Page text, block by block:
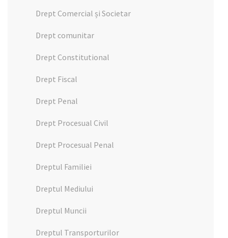
Drept Comercial și Societar
Drept comunitar
Drept Constitutional
Drept Fiscal
Drept Penal
Drept Procesual Civil
Drept Procesual Penal
Dreptul Familiei
Dreptul Mediului
Dreptul Muncii
Dreptul Transporturilor